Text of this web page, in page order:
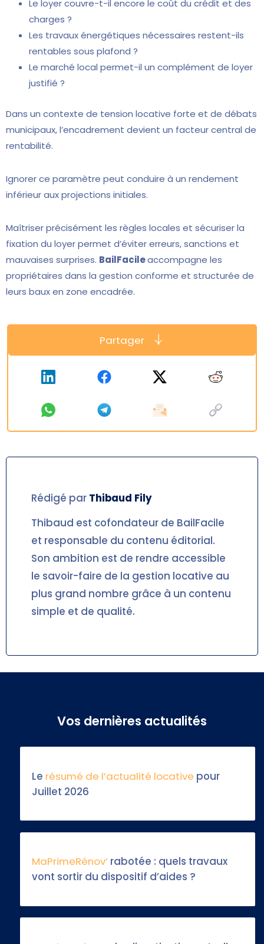
Le loyer couvre-t-il encore le coût du crédit et des
charges ?
Les travaux énergétiques nécessaires restent-ils
rentables sous plafond ?
Le marché local permet-il un complément de loyer
justifié ?
Dans un contexte de tension locative forte et de débats
municipaux, l’encadrement devient un facteur central de
rentabilité.
Ignorer ce paramètre peut conduire à un rendement
inférieur aux projections initiales.
Maîtriser précisément les règles locales et sécuriser la
fixation du loyer permet d’éviter erreurs, sanctions et
mauvaises surprises. BailFacileaccompagne les
propriétaires dans la gestion conforme et structurée de
leurs baux en zone encadrée.
Partager
Rédigé par Thibaud Fily
Thibaud est cofondateur de BailFacile
et responsable du contenu éditorial.
Son ambition est de rendre accessible
le savoir-faire de la gestion locative au
plus grand nombre grâce à un contenu
simple et de qualité.
Vos dernières actualités
Le résumé de l’actualité locative pour
Juillet 2026
MaPrimeRénov’ rabotée : quels travaux
vont sortir du dispositif d’aides ?